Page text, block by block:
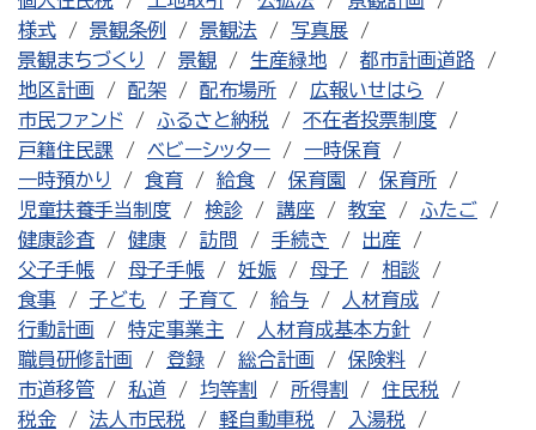
様式
景観条例 景観法
写真展
景観まちづくり
景観 生産緑地
都市計画道路
地区計画
配架 配布場所
広報いせはら
市民ファンド
ふるさと納税
不在者投票制度
戸籍住民課
ベビーシッター
一時保育
一時預かり
食育 給食 保育園
保育所
児童扶養手当制度
検診 講座 教室
ふたご
健康診査
健康 訪問 手続き
出産
父子手帳
母子手帳 妊娠 母子
相談
食事
子ども 子育て 給与
人材育成
行動計画
特定事業主
人材育成基本方針
職員研修計画
登録 総合計画
保険料
市道移管
私道 均等割 所得割
住民税
税金
法人市民税 軽自動車税
入湯税